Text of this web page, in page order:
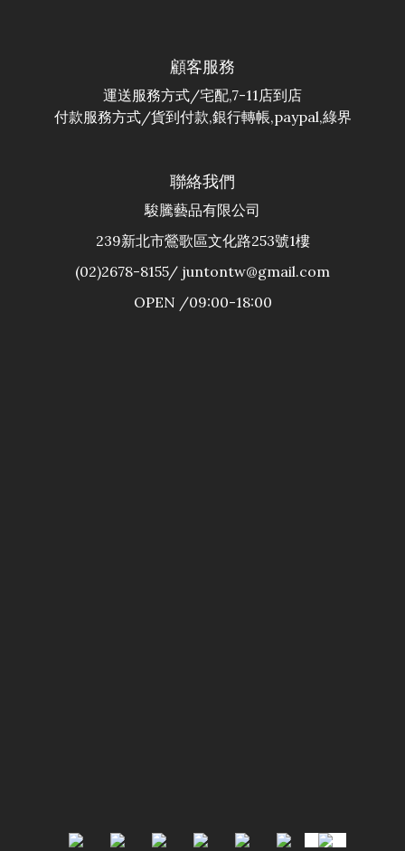
顧客服務
運送服務方式/宅配,7-11店到店
付款服務方式/貨到付款,銀行轉帳,paypal,綠界
聯絡我們
駿騰藝品有限公司
239新北市鶯歌區文化路253號1樓
(02)2678-8155/ juntontw@gmail.com
OPEN /09:00-18:00